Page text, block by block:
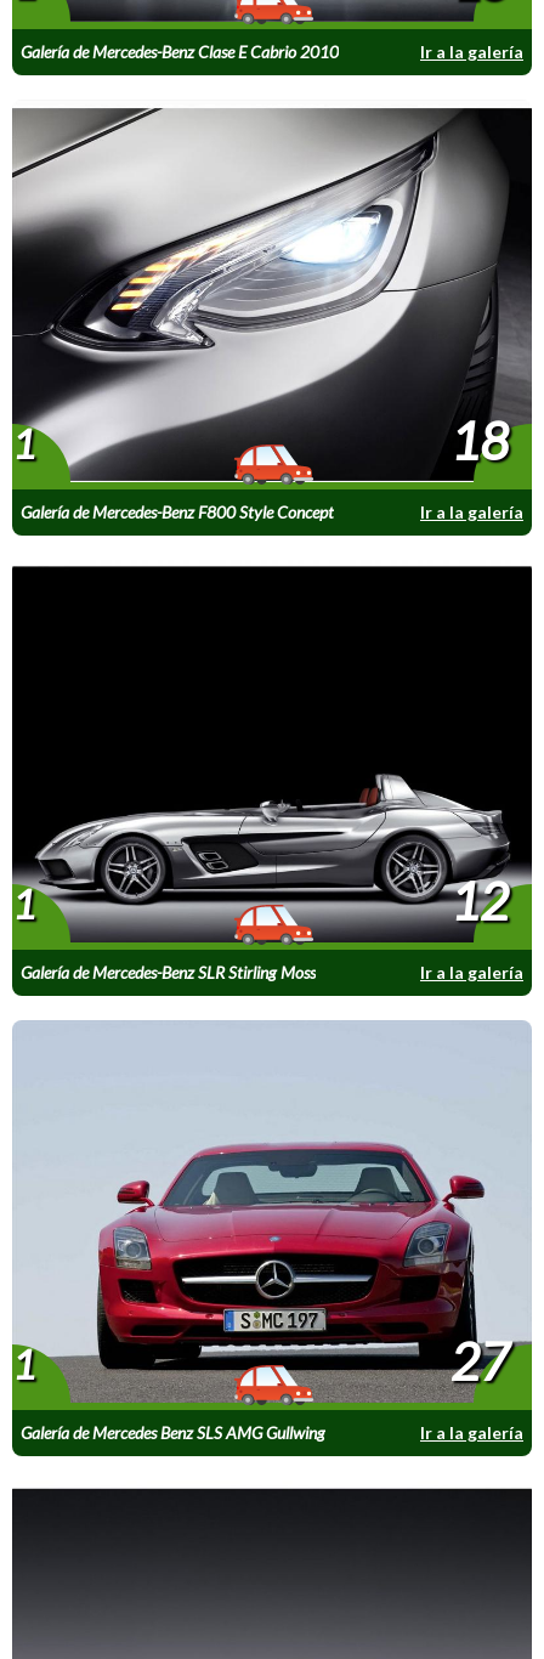
Galería de Mercedes-Benz Clase E Cabrio 2010 Ir a la galería
Galería de Mercedes-Benz F800 Style Concept Ir a la galería
1 18
Galería de Mercedes-Benz SLR Stirling Moss Ir a la galería
1 12
Galería de Mercedes Benz SLS AMG Gullwing Ir a la galería
1 27